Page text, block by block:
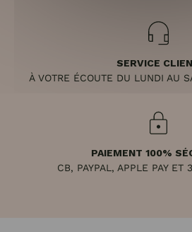
SERVICE
À VOTRE ÉCOUTE DU LUNDI AU
PAIEMENT 100%
CB, PAYPAL, APPLE PAY ET